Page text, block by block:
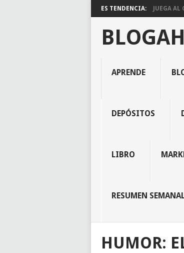
ES TENDENCIA: JUEGA
APRENDE
DEPÓSITOS
LIBRO
RESUMEN
HUMOR: